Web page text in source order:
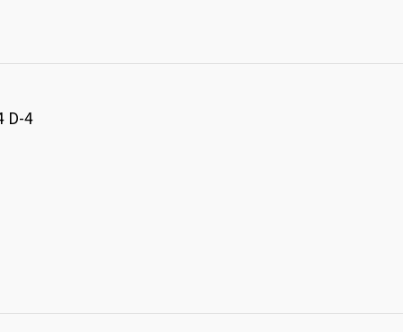
D-4